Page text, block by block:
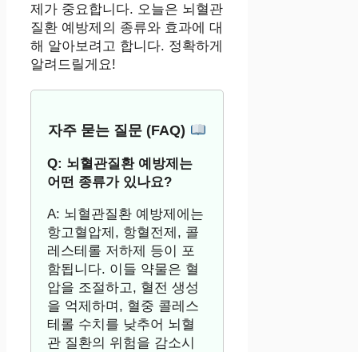
제가 중요합니다. 오늘은 뇌혈관
질환 예방제의 종류와 효과에 대
해 알아보려고 합니다. 정확하게
알려드릴게요!
자주 묻는 질문 (FAQ)
Q: 뇌혈관질환 예방제는
어떤 종류가 있나요?
A: 뇌혈관질환 예방제에는
항고혈압제, 항혈전제, 콜
레스테롤 저하제 등이 포
함됩니다. 이들 약물은 혈
압을 조절하고, 혈전 생성
을 억제하며, 혈중 콜레스
테롤 수치를 낮추어 뇌혈
관 질환의 위험을 감소시